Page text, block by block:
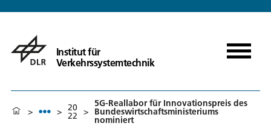
Institut für
Verkehrssystemtechnik
> > 20
22 >
5G-Reallabor für Innovationspreis des
Bundeswirtschaftsministeriums
nominiert